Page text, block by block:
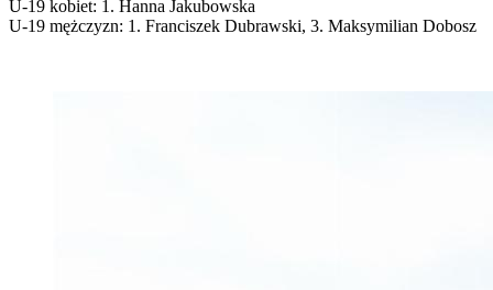
U-19 kobiet: 1. Hanna Jakubowska
U-19 mężczyzn: 1. Franciszek Dubrawski, 3. Maksymilian Dobosz